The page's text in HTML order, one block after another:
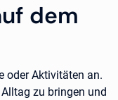
dem
oder Aktivitäten an.
zu bringen und